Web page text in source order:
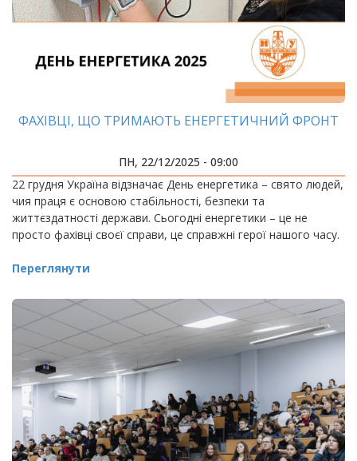
ФАХІВЦІ, ЩО ТРИМАЮТЬ ЕНЕРГЕТИЧНИЙ ФРОНТ
ПН, 22/12/2025 - 09:00
22 грудня Україна відзначає День енергетика – свято людей,
чия праця є основою стабільності, безпеки та
життєздатності держави. Сьогодні енергетики – це не
просто фахівці своєї справи, це справжні герої нашого часу.
Переглянути